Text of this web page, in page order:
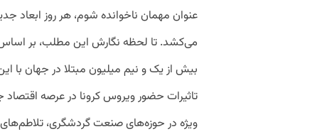
عنوان مهمان ناخوانده شوم، هر روز ابعاد
بیش از یک و نیم میلیون مبتلا در جهان با
تاثیرات حضور ویروس کرونا در عرصه اقتصاد
ویژه در حوزه‌های صنعت گردشگری،